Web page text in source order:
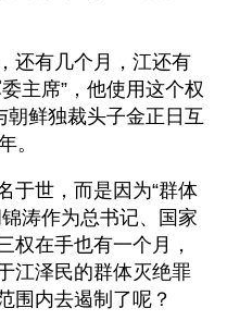
还有几个月，江还有
主席”，他使用这个权
朝鲜独裁头子金正日互
。
于世，而是因为“群体
涛作为总书记、国家
权在手也有一个月，
江泽民的群体灭绝罪
围内去遏制了呢？